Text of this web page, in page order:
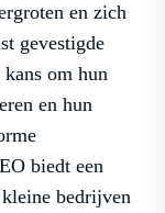
en zich
gevestigde
om hun
en hun
biedt een
bedrijven